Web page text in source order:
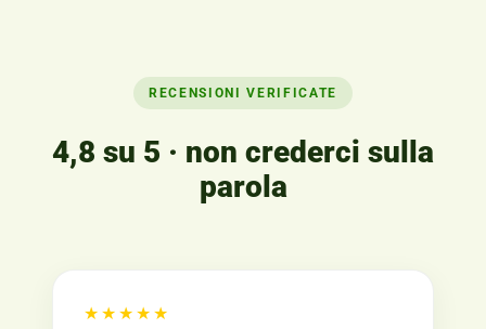
RECENSIONI VERIFICATE
4,8 su 5 · non crederci sulla
parola
★★★★★